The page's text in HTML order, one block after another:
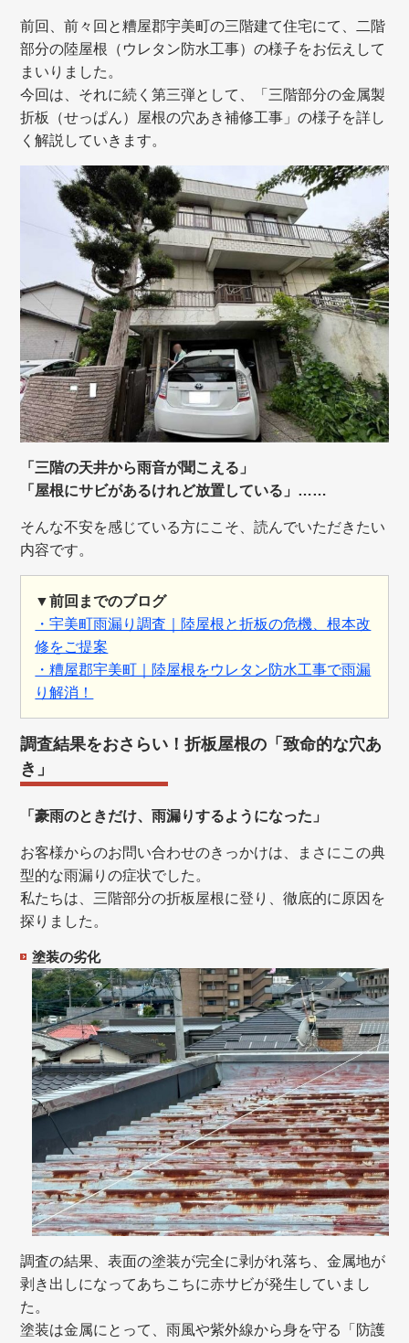
前回、前々回と糟屋郡宇美町の三階建て住宅にて、二階
部分の陸屋根（ウレタン防水工事）の様子をお伝えして
まいりました。
今回は、それに続く第三弾として、「三階部分の金属製
折板（せっぱん）屋根の穴あき補修工事」の様子を詳し
く解説していきます。
「三階の天井から雨音が聞こえる」
「屋根にサビがあるけれど放置している」……
そんな不安を感じている方にこそ、読んでいただきたい
内容です。
▼前回までのブログ
・宇美町雨漏り調査｜陸屋根と折板の危機、根本改
修をご提案
・糟屋郡宇美町｜陸屋根をウレタン防水工事で雨漏
り解消！
調査結果をおさらい！折板屋根の「致命的な穴あ
き」
「豪雨のときだけ、雨漏りするようになった」
お客様からのお問い合わせのきっかけは、まさにこの典
型的な雨漏りの症状でした。
私たちは、三階部分の折板屋根に登り、徹底的に原因を
探りました。
塗装の劣化
調査の結果、表面の塗装が完全に剥がれ落ち、金属地が
剥き出しになってあちこちに赤サビが発生していまし
た。
塗装は金属にとって、雨風や紫外線から身を守る「防護